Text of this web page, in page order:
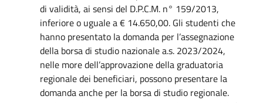
di validità, ai sensi del D.P.C.M. n° 159/2013,
inferiore o uguale a € 14.650,00. Gli studenti che
hanno presentato la domanda per l’assegnazione
della borsa di studio nazionale a.s. 2023/2024,
nelle more dell’approvazione della graduatoria
regionale dei beneficiari, possono presentare la
domanda anche per la borsa di studio regionale.